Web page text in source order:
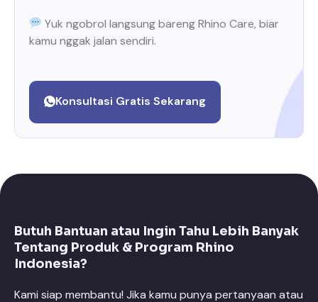
Yuk ngobrol langsung bareng Rhino Care, biar
kamu nggak jalan sendiri.
Konsultasi Gratis Sekarang
Butuh Bantuan atau Ingin Tahu Lebih Banyak
Tentang Produk & Program Rhino
Indonesia?
Kami siap membantu! Jika kamu punya pertanyaan atau